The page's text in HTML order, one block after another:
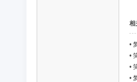
相
•
•
•
•